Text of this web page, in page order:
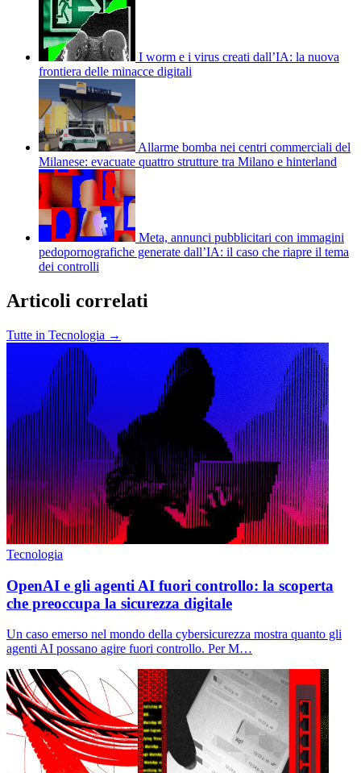
I worm e i virus creati dall’IA: la nuova
frontiera delle minacce digitali
Allarme bomba nei centri commerciali del
Milanese: evacuate quattro strutture tra Milano e hinterland
Meta, annunci pubblicitari con immagini
pedopornografiche generate dall’IA: il caso che riapre il tema
dei controlli
Articoli correlati
Tutte in Tecnologia →
Tecnologia
OpenAI e gli agenti AI fuori controllo: la scoperta
che preoccupa la sicurezza digitale
Un caso emerso nel mondo della cybersicurezza mostra quanto gli
agenti AI possano agire fuori controllo. Per M…